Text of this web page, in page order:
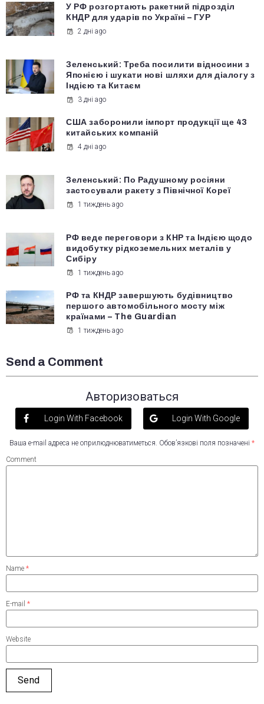
У РФ розгортають ракетний підрозділ
КНДР для ударів по Україні – ГУР
2 дні ago
Зеленський: Треба посилити відносини з
Японією і шукати нові шляхи для діалогу з
Індією та Китаєм
3 дні ago
США заборонили імпорт продукції ще 43
китайських компаній
4 дні ago
Зеленський: По Радушному росіяни
застосували ракету з Північної Кореї
1 тиждень ago
РФ веде переговори з КНР та Індією щодо
видобутку рідкоземельних металів у
Сибіру
1 тиждень ago
РФ та КНДР завершують будівництво
першого автомобільного мосту між
країнами – The Guardian
1 тиждень ago
Send a Comment
Авторизоваться
Login With Facebook Login With Google
Ваша e-mail адреса не оприлюднюватиметься. Обов’язкові поля позначені *
Comment
Name *
E-mail *
Website